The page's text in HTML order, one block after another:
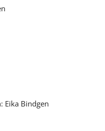
Eika Bindgen